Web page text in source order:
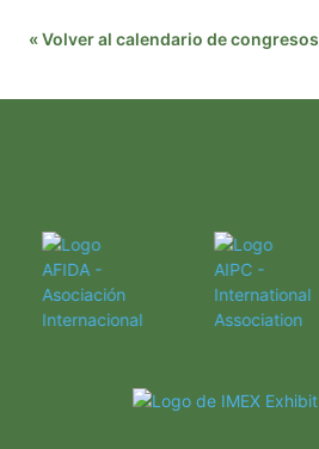
« Volver al calendario de congresos